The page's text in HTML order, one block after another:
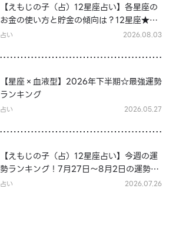
【えもじの子（占）12星座占い】各星座の
お金の使い方と貯金の傾向は？12星座★徹
底解説
占い 2026.08.03
【星座×血液型】2026年下半期☆最強運勢
ランキング
占い 2026.05.27
【えもじの子（占）12星座占い】今週の運
勢ランキング！7月27日～8月2日の運勢
は？
占い 2026.07.26